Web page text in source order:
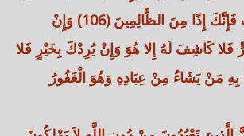
يَضُرُّكَ فَإِنْ فَعَلْتَ فَإِنَّكَ إِذًا مِنَ الظَّالِمِينَ (106) وَإِنْ
كَاشِفَ لَهُ إِلا هُوَ وَإِنْ يُرِدْكَ بِخَيْرٍ فَلا
مَنْ يَشَاءُ مِنْ عِبَادِهِ وَهُوَ الْغَفُورُ